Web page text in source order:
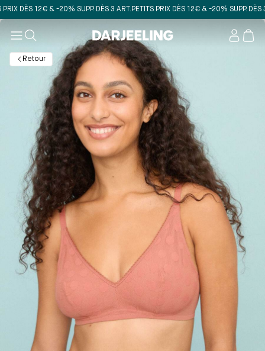
DÈS 12€ & -20% SUPP. DÈS 3 ART.PETITS PRIX DÈS 12€ & -20% SUPP. DÈS 3
Mon
Retour